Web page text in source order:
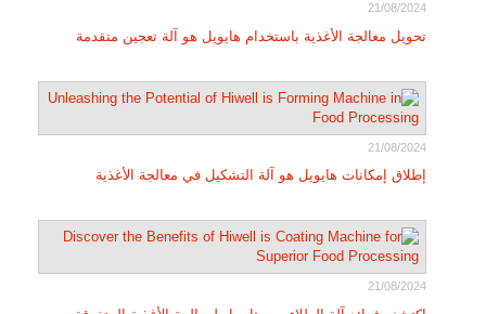
21/08/2024
تحويل معالجة الأغذية باستخدام هايويل هو آلة تعجين متقدمة
21/08/2024
إطلاق إمكانات هايويل هو آلة التشكيل في معالجة الأغذية
21/08/2024